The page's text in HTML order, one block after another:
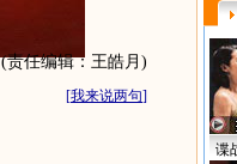
(责任编辑：王皓月)
[我来说两句]
谍